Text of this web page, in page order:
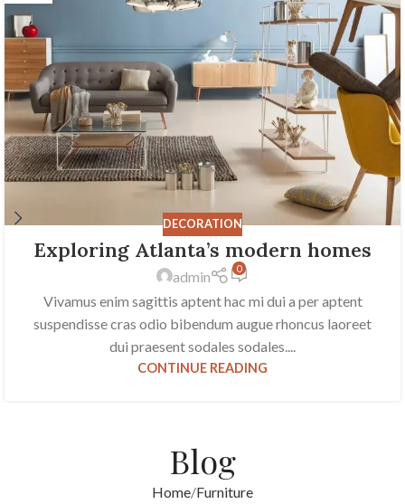
DECORATION
Exploring Atlanta’s modern homes
admin 0
Vivamus enim sagittis aptent hac mi dui a per aptent
suspendisse cras odio bibendum augue rhoncus laoreet
dui praesent sodales sodales....
CONTINUE READING
Blog
Home Furniture